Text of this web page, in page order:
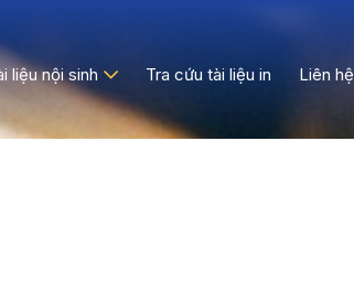
liệu nội sinh Tra cứu tài liệu in Liên hệ